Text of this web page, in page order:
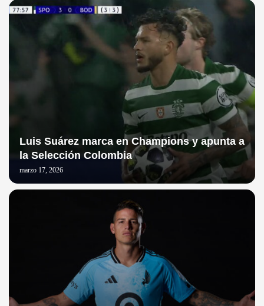
Luis Suárez marca en Champions y apunta a
la Selección Colombia
marzo 17, 2026